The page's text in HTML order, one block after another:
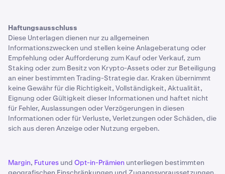
Haftungsausschluss
Diese Unterlagen dienen nur zu allgemeinen
Informationszwecken und stellen keine Anlageberatung oder
Empfehlung oder Aufforderung zum Kauf oder Verkauf, zum
Staking oder zum Besitz von Krypto-Assets oder zur Beteiligung
an einer bestimmten Trading-Strategie dar. Kraken übernimmt
keine Gewähr für die Richtigkeit, Vollständigkeit, Aktualität,
Eignung oder Gültigkeit dieser Informationen und haftet nicht
für Fehler, Auslassungen oder Verzögerungen in diesen
Informationen oder für Verluste, Verletzungen oder Schäden, die
sich aus deren Anzeige oder Nutzung ergeben.
Margin, Futures und Opt-in-Prämien unterliegen bestimmten